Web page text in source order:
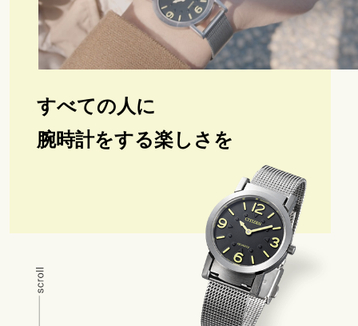
すべての人に
腕時計をする楽しさを